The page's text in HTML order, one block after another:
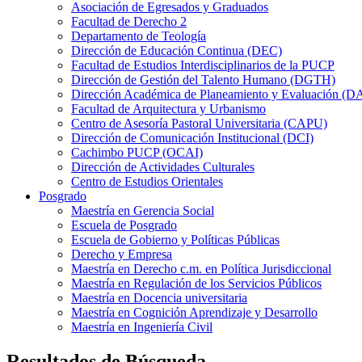
Asociación de Egresados y Graduados
Facultad de Derecho 2
Departamento de Teología
Dirección de Educación Continua (DEC)
Facultad de Estudios Interdisciplinarios de la PUCP
Dirección de Gestión del Talento Humano (DGTH)
Dirección Académica de Planeamiento y Evaluación
Facultad de Arquitectura y Urbanismo
Centro de Asesoría Pastoral Universitaria (CAPU)
Dirección de Comunicación Institucional (DCI)
Cachimbo PUCP (OCAI)
Dirección de Actividades Culturales
Centro de Estudios Orientales
Posgrado
Maestría en Gerencia Social
Escuela de Posgrado
Escuela de Gobierno y Políticas Públicas
Derecho y Empresa
Maestría en Derecho c.m. en Política Jurisdiccional
Maestría en Regulación de los Servicios Públicos
Maestría en Docencia universitaria
Maestría en Cognición Aprendizaje y Desarrollo
Maestría en Ingeniería Civil